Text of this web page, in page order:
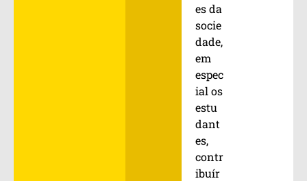
es da
socie
dade,
em
espec
ial os
estu
dant
es,
contr
ibuír